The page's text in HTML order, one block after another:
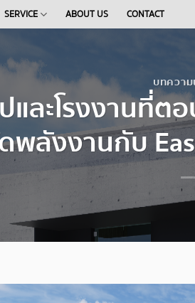
SERVICE ABOUT US CONTACT
บทควา
และโรงงานที่
พลังงานกับ